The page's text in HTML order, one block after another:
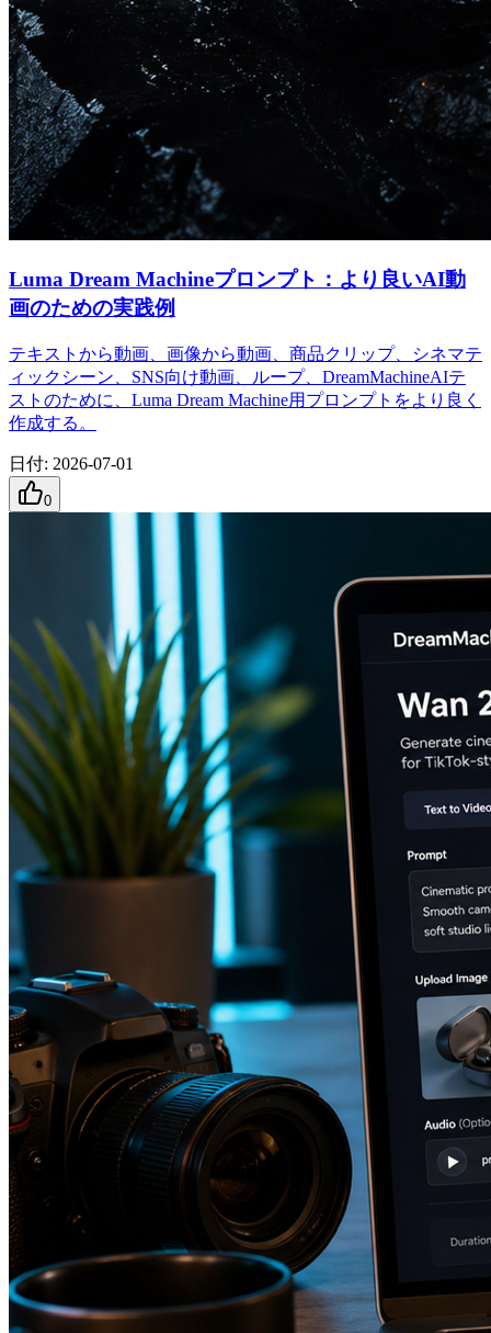
Luma Dream Machineプロンプト：より良いAI動
画のための実践例
テキストから動画、画像から動画、商品クリップ、シネマテ
ィックシーン、SNS向け動画、ループ、DreamMachineAIテ
ストのために、Luma Dream Machine用プロンプトをより良く
作成する。
日付: 2026-07-01
0